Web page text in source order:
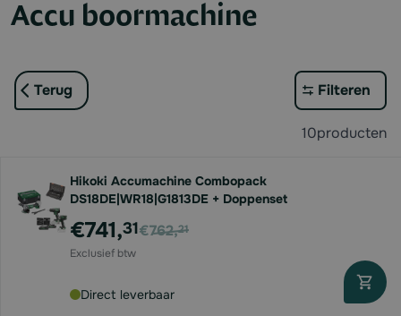
Accu boormachine
Terug Filteren
10producten
Hikoki Accumachine Combopack
DS18DE|WR18|G1813DE + Doppenset
Voor
€741,31€762,21
Direct leverbaar